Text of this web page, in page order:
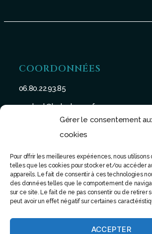
Gérer le consentement
cookies
Pour offrir les meilleures expériences, nous
telles que les cookies pour stocker et/ou accéder
appareils. Le fait de consentir à ces technologies
des données telles que le comportement de
sur ce site. Le fait de ne pas consentir ou de retirer
peut avoir un effet négatif sur certaines
ACCEPTER
COORDONNÉES
06.80.22.93.85
contact@batu-taman.fr
SUIVEZ-NOUS